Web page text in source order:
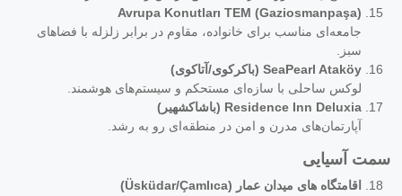
Avrupa Konutları TEM (Gaziosmanpaşa)
جامعه‌ای مناسب برای خانواده، مقاوم در برابر زلزله با فضاهای
سبز.
SeaPearl Ataköy (باکرکوی/آتاکوی)
لوکس ساحلی با سازه‌ای مستحکم و سیستم‌های هوشمند.
Residence Inn Deluxia (باشاکشهیر)
آپارتمان‌های مدرن و امن در منطقه‌ای رو به رشد.
سمت آسیایی
اقامتگاه های میدان عمار (Üsküdar/Çamlıca)